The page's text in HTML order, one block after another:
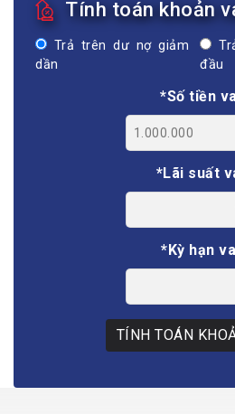
Tính toán khoản
Trả trên dư nợ giảm
dần
đầu
*Số tiền
*Lãi suất
*Kỳ hạn
TÍNH TOÁN